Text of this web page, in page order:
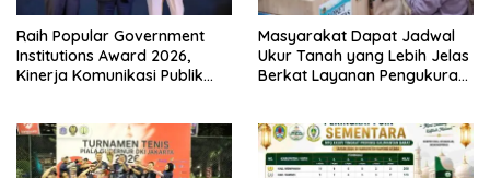
Raih Popular Government
Institutions Award 2026,
Kinerja Komunikasi Publik
Masyarakat Dapat Jadwal
Ukur Tanah yang Lebih Jelas
Berkat Layanan Pengukuran